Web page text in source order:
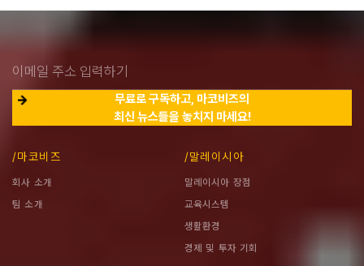
무료로 구독하고, 마코비즈의
최신 뉴스들을 놓치지 마세요!
/마코비즈
회사 소개
팀 소개
/말레이시아
말레이시아 장점
교육시스템
생활환경
경제 및 투자 기회